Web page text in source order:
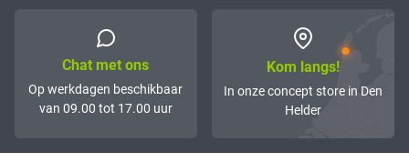
Chat met ons
Op werkdagen beschikbaar
van 09.00 tot 17.00 uur
Kom langs!
In onze concept store in Den
Helder